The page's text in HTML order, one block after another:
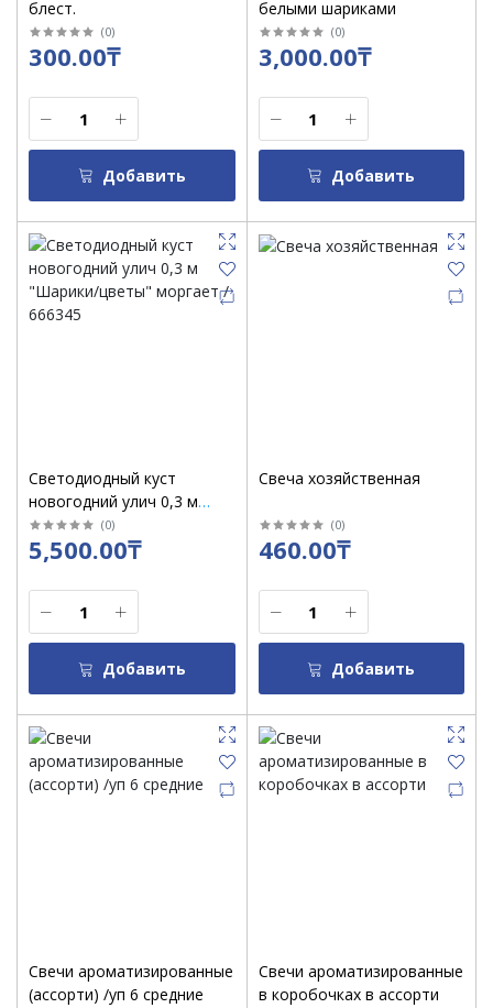
блест.
(0)
300.00₸
Добавить
белыми шариками
(0)
3,000.00₸
Добавить
Светодиодный куст
новогодний улич 0,3 м
"Шарики/цветы" моргает /
666345
(0)
5,500.00₸
Добавить
Свеча хозяйственная
(0)
460.00₸
Добавить
Свечи ароматизированные
(ассорти) /уп 6 средние
Свечи ароматизированные
в коробочках в ассорти